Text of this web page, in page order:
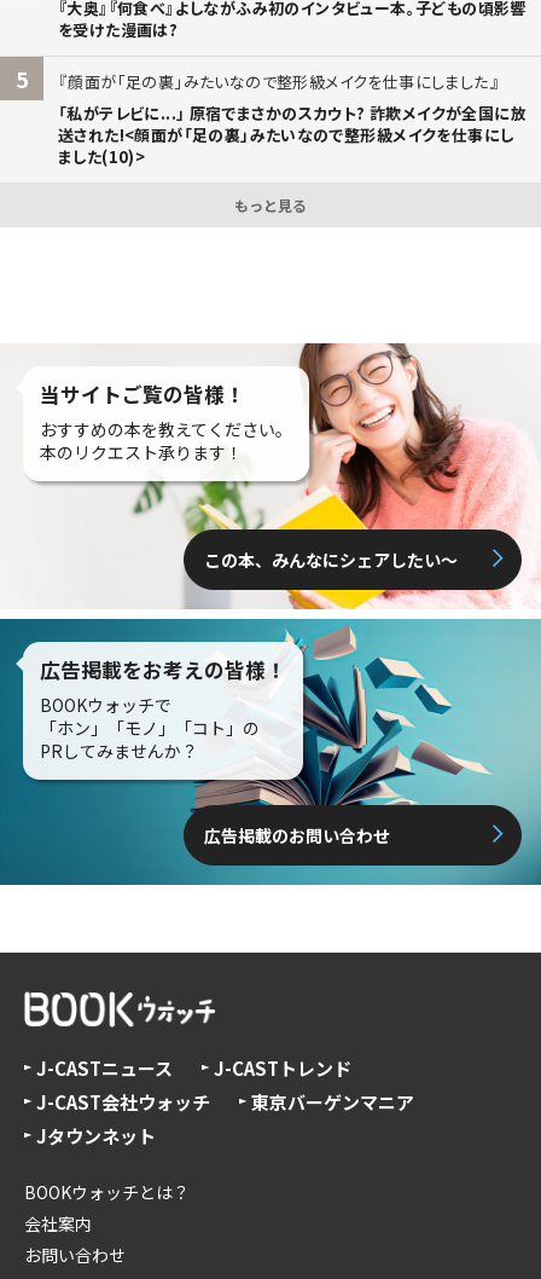
『大奥』『何食べ』よしながふみ初のインタビュー本。子どもの頃影響
を受けた漫画は?
5
顔面が「足の裏」みたいなので整形級メイクを仕事にしました
「私がテレビに...」 原宿でまさかのスカウト? 詐欺メイクが全国に放
送された!<顔面が「足の裏」みたいなので整形級メイクを仕事にし
ました(10)>
もっと見る
当サイトご覧の皆様！
おすすめの本を教えてください。
本のリクエスト承ります！
この本、みんなにシェアしたい〜
広告掲載をお考えの皆様！
BOOKウォッチで
「ホン」「モノ」「コト」の
PRしてみませんか？
広告掲載のお問い合わせ
J-CASTニュース
J-CASTトレンド
J-CAST会社ウォッチ
東京バーゲンマニア
Jタウンネット
BOOKウォッチとは？
会社案内
お問い合わせ